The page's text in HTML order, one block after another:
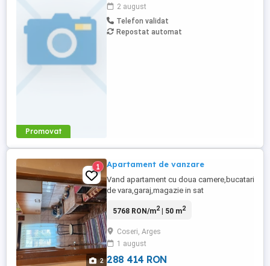
Promovat
nederminata.
2 august
Telefon validat
Repostat automat
2
1 Apartament de vanzare
Vand apartament cu doua camere,bucatarie
de vara,garaj,magazie in sat
este complet mobilat,situat la 2 km de
este pe lemn.Apartamentul dispune si de
beci.
5768 RON/m2| 50 m2
Coseri, Arges
1 august
288 414 RON